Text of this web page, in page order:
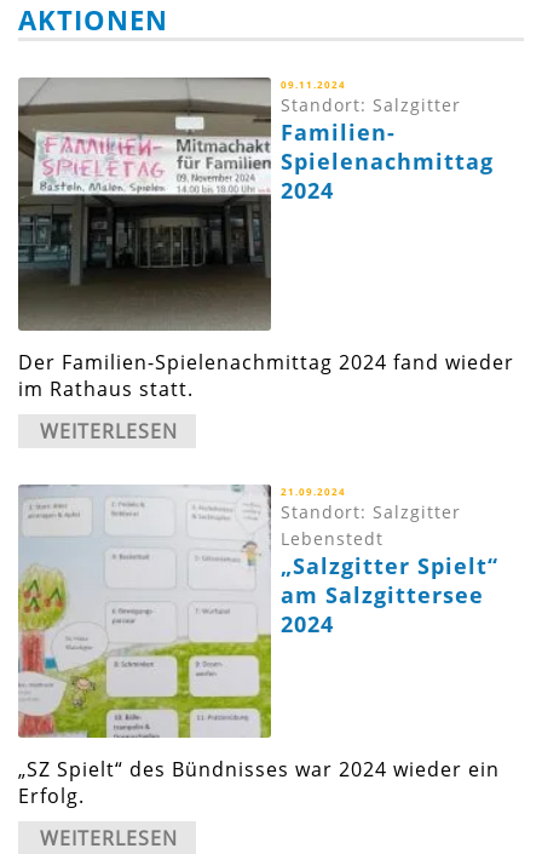
AKTIONEN
09.11.2024
Standort: Salzgitter
Familien-
Spielenachmittag
2024
Der Familien-Spielenachmittag 2024 fand wieder
im Rathaus statt.
WEITERLESEN
21.09.2024
Standort: Salzgitter
Lebenstedt
„Salzgitter Spielt“
am Salzgittersee
2024
„SZ Spielt“ des Bündnisses war 2024 wieder ein
Erfolg.
WEITERLESEN